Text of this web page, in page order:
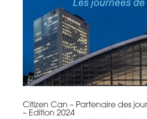
Citizen Can – Partenaire des
– Edition 2024